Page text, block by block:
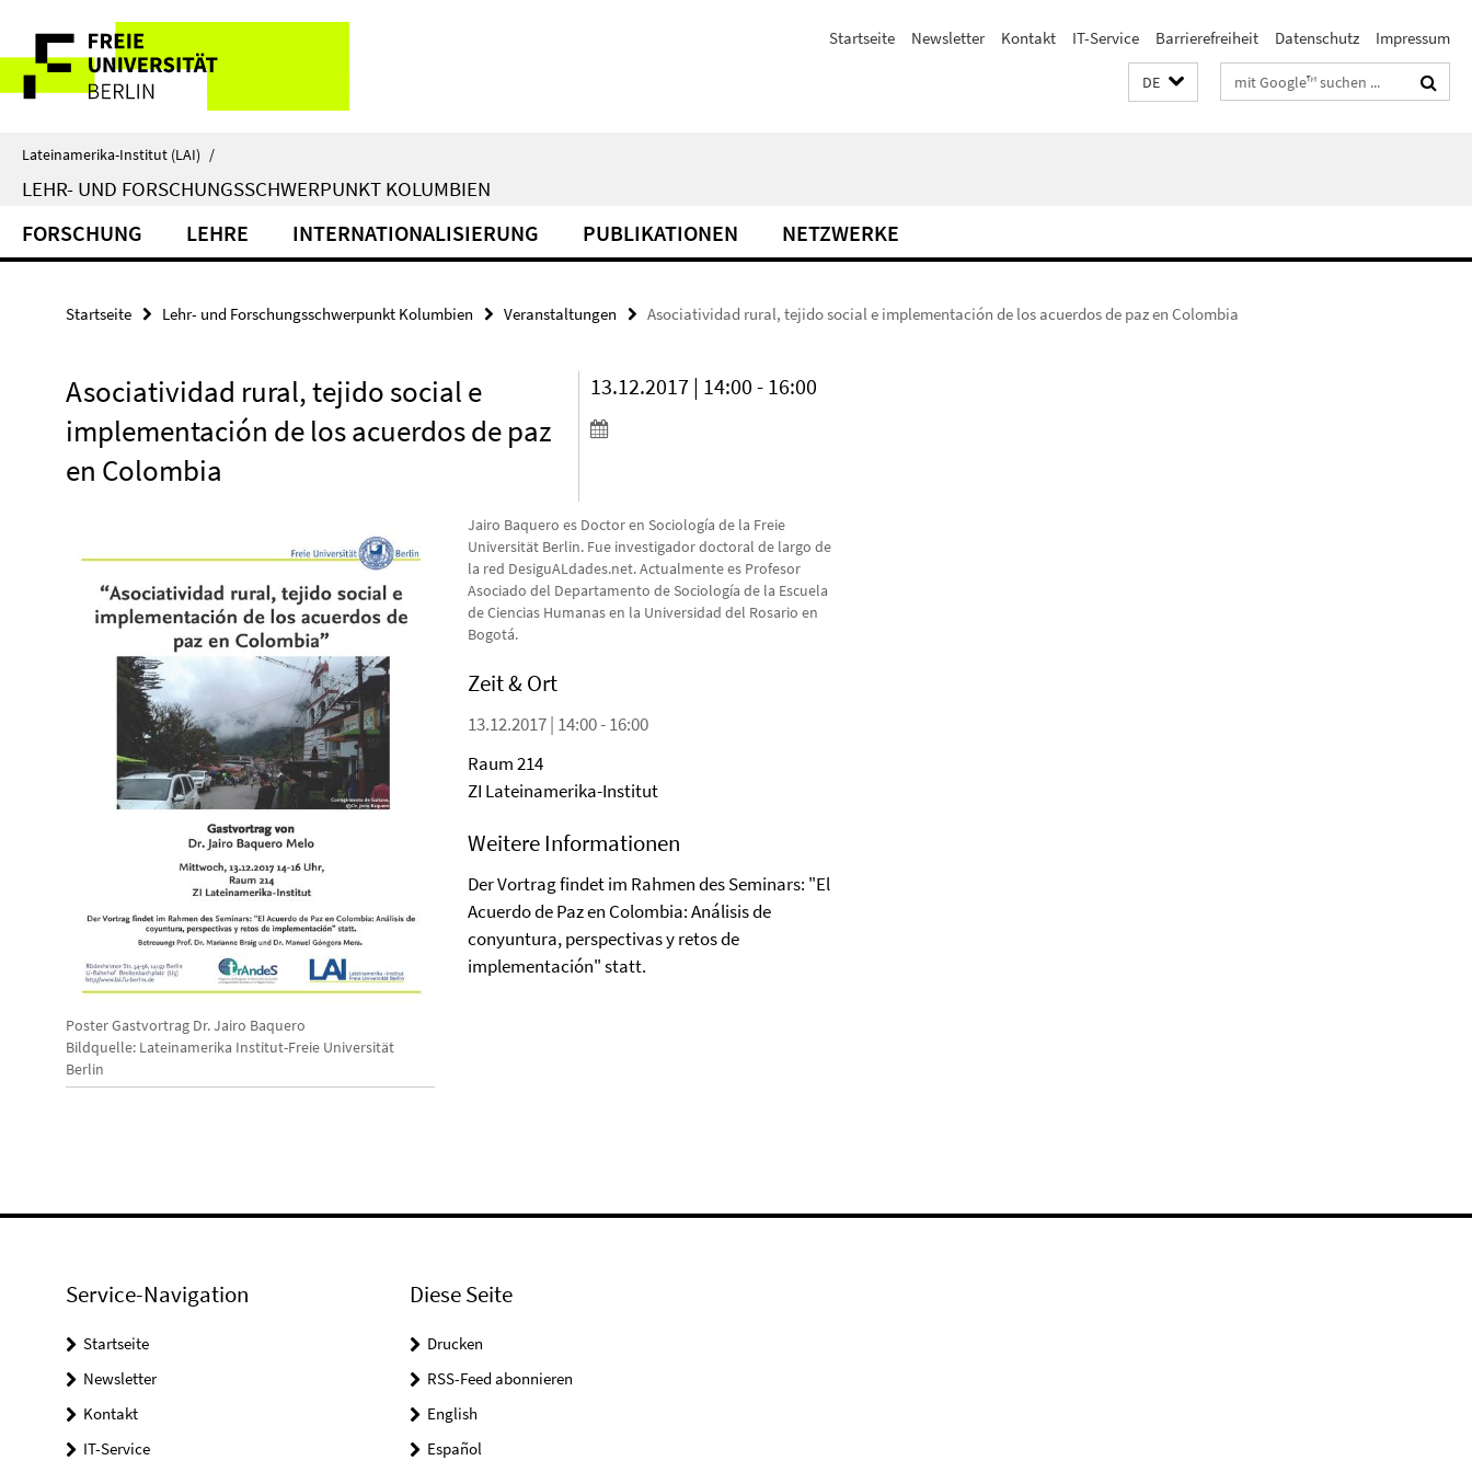
direkt
Inhalt
Service-
Navigation
Startseite Newsletter Kontakt IT-Service Barrierefreiheit Datenschutz Impressum
DE Suchbegriffe
Lateinamerika-Institut (LAI) /
LEHR- UND FORSCHUNGSSCHWERPUNKT KOLUMBIEN
FORSCHUNG LEHRE INTERNATIONALISIERUNG PUBLIKATIONEN NETZWERKE
Startseite Lehr- und Forschungsschwerpunkt Kolumbien Veranstaltungen Asociatividad rural, tejido social e implementación de los acuerdos de paz en Colombia
Asociatividad rural, tejido social e
implementación de los acuerdos de paz
en Colombia
13.12.2017 | 14:00 - 16:00
Poster Gastvortrag Dr. Jairo Baquero
Bildquelle: Lateinamerika Institut-Freie Universität
Berlin
Jairo Baquero es Doctor en Sociología de la Freie
Universität Berlin. Fue investigador doctoral de largo de
la red DesiguALdades.net. Actualmente es Profesor
Asociado del Departamento de Sociología de la Escuela
de Ciencias Humanas en la Universidad del Rosario en
Bogotá.
Zeit & Ort
13.12.2017 | 14:00 - 16:00
Raum 214
ZI Lateinamerika-Institut
Weitere Informationen
Der Vortrag findet im Rahmen des Seminars: "El
Acuerdo de Paz en Colombia: Análisis de
conyuntura, perspectivas y retos de
implementación" statt.
Service-Navigation
Startseite
Newsletter
Kontakt
IT-Service
Diese Seite
Drucken
RSS-Feed abonnieren
English
Español